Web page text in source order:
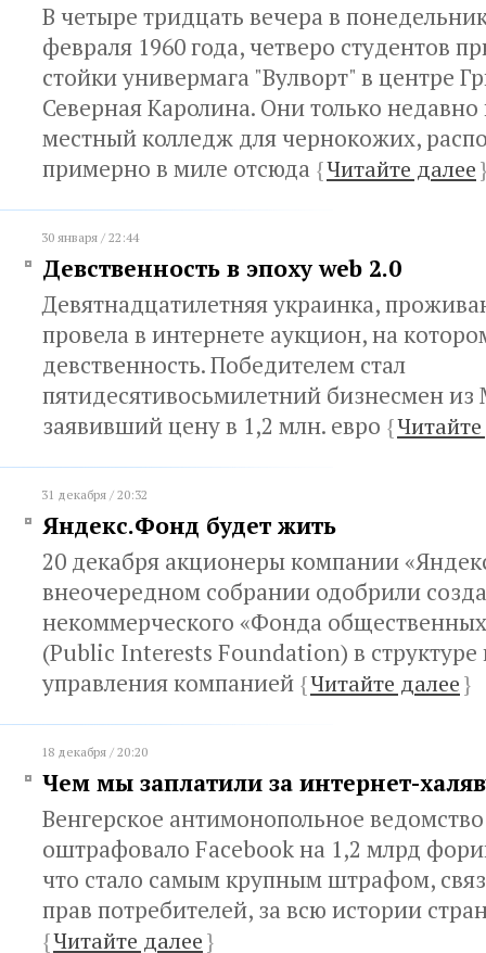
В четыре тридцать вечера в
февраля 1960 года, четверо студентов
стойки универмага "Вулворт" в центре
Северная Каролина. Они только недавно
местный колледж для чернокожих,
примерно в миле отсюда {Читайте далее}
30 января / 22:44
Девственность в эпоху web 2.0
Девятнадцатилетняя украинка,
провела в интернете аукцион, на
девственность. Победителем стал
пятидесятивосьмилетний бизнесмен
заявивший цену в 1,2 млн. евро {
31 декабря / 20:32
Яндекс.Фонд будет жить
20 декабря акционеры компании
внеочередном собрании одобрили
некоммерческого «Фонда
(Public Interests Foundation) в структуре
управления компанией {Читайте далее}
18 декабря / 20:20
Чем мы заплатили за интернет-
Венгерское антимонопольное
оштрафовало Facebook на 1,2 млрд
что стало самым крупным штрафом,
прав потребителей, за всю истории
{Читайте далее}